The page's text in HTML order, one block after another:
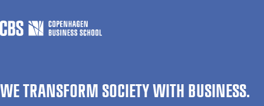
WE TRANSFORM SOCIETY WITH BUSINESS.